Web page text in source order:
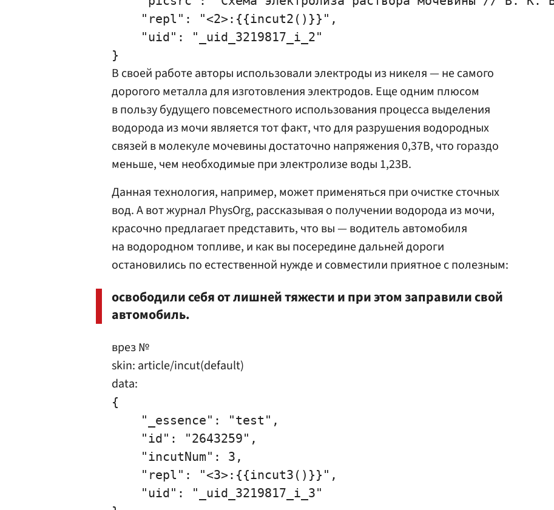
    "repl": "<2>:{{incut2()}}",
    "uid": "_uid_3219817_i_2"
В своей работе авторы использовали электроды из никеля — не самого
дорогого металла для изготовления электродов. Еще одним плюсом
в пользу будущего повсеместного использования процесса выделения
водорода из мочи является тот факт, что для разрушения водородных
связей в молекуле мочевины достаточно напряжения 0,37В, что гораздо
меньше, чем необходимые при электролизе воды 1,23В.
Данная технология, например, может применяться при очистке сточных
вод. А вот журнал PhysOrg, рассказывая о получении водорода из мочи,
красочно предлагает представить, что вы — водитель автомобиля
на водородном топливе, и как вы посередине дальней дороги
остановились по естественной нужде и совместили приятное с полезным:
освободили себя от лишней тяжести и при этом заправили свой
автомобиль.
врез №
skin: article/incut(default)
data:
{
    "_essence": "test",
    "id": "2643259",
    "incutNum": 3,
    "repl": "<3>:{{incut3()}}",
    "uid": "_uid_3219817_i_3"